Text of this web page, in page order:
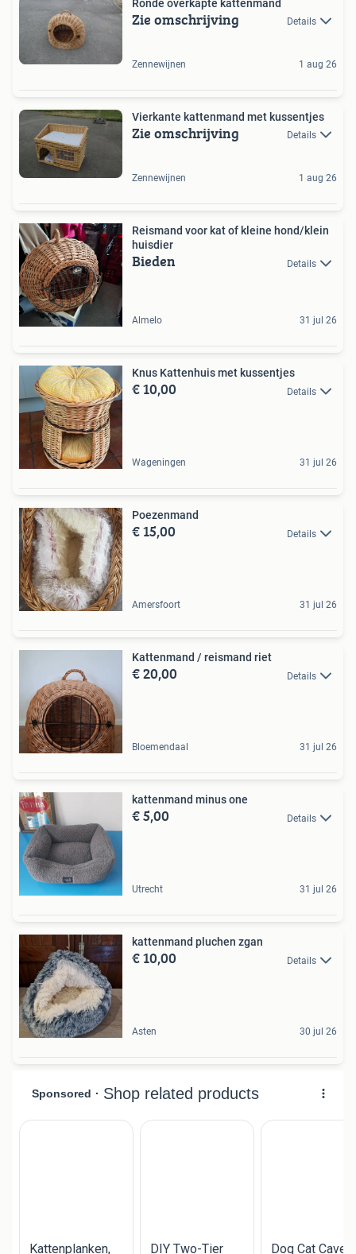
Ronde overkapte kattenmand
Zie omschrijving Details
Zennewijnen 1 aug 26
Vierkante kattenmand met kussentjes
Zie omschrijving Details
Zennewijnen 1 aug 26
Reismand voor kat of kleine hond/klein
huisdier
Bieden Details
Almelo 31 jul 26
Knus Kattenhuis met kussentjes
€ 10,00 Details
Wageningen 31 jul 26
Poezenmand
€ 15,00 Details
Amersfoort 31 jul 26
Kattenmand / reismand riet
€ 20,00 Details
Bloemendaal 31 jul 26
kattenmand minus one
€ 5,00 Details
Utrecht 31 jul 26
kattenmand pluchen zgan
€ 10,00 Details
Asten 30 jul 26